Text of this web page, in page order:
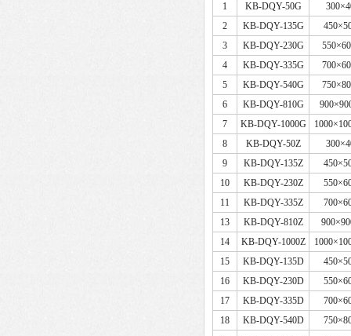
1 KB-DQY-50G
2
KB-DQY-135G
3
KB-DQY-230G
4
KB-DQY-335G
5
KB-DQY-540G
6
KB-DQY-810G
7
KB-DQY-1000G
8
KB-DQY-50Z
9
KB-DQY-135Z
10
KB-DQY-230Z
11
KB-DQY-335Z
13
KB-DQY-810Z
14
KB-DQY-1000Z
15
KB-DQY-135D
16
KB-DQY-230D
17
KB-DQY-335D
18
KB-DQY-540D